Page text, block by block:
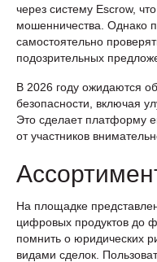
через систему Escrow,
мошенничества. Однако
самостоятельно
подозрительных
В 2026 году ожидаются
безопасности, включая
Это сделает платформу
от участников
На площадке
цифровых продуктов до
помнить о юридических
видами сделок.